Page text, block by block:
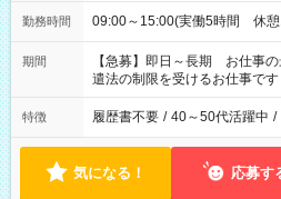
勤務時間 09:00～15:00(実働5時間 休
期間
【急募】即日～長期 お仕事
遣法の制限を受けるお仕事で
特徴 履歴書不要 / 40～50代活躍中 /
気になる！ 応募す